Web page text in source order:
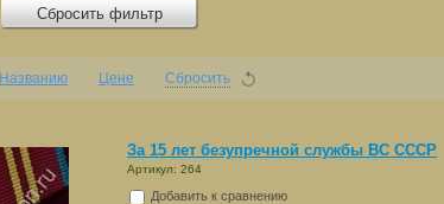
Сбросить фильтр
Названию Цене Сбросить
За 15 лет безупречной службы ВС СССР
Артикул: 264
Добавить к сравнению